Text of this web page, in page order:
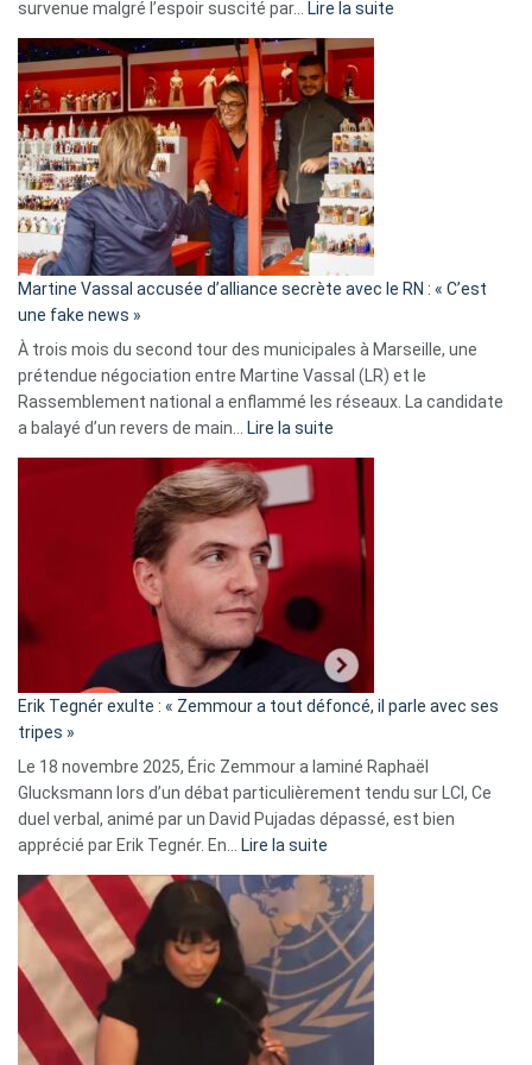
survenue malgré l’espoir suscité par… Lire la suite
Algérie
Martine Vassal accusée d’alliance secrète avec le RN : « C’est
une fake news »
À trois mois du second tour des municipales à Marseille, une
prétendue négociation entre Martine Vassal (LR) et le
Rassemblement national a enflammé les réseaux. La candidate
a balayé d’un revers de main… Lire la suite
Martine
Vassal
d’alliance
secrète
«
C’est
fake
news
»
Erik Tegnér exulte : « Zemmour a tout défoncé, il parle avec ses
tripes »
Le 18 novembre 2025, Éric Zemmour a laminé Raphaël
Glucksmann lors d’un débat particulièrement tendu sur LCI, Ce
duel verbal, animé par un David Pujadas dépassé, est bien
apprécié par Erik Tegnér. En… Lire la suite
Erik
Tegnér
exulte
:
« Zemmour
a
tout